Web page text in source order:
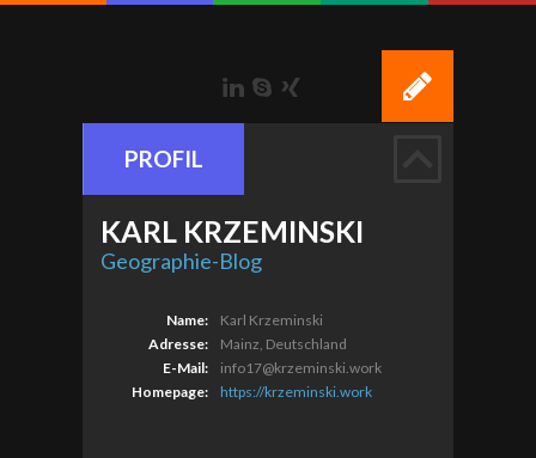
LinkedIn
Skype
PROFIL
KARL KRZEMINSKI
Geographie-Blog
Name:
Karl Krzeminski
Adresse:
Mainz, Deutschland
E-Mail:
info17@krzeminski.work
Homepage:
https://krzeminski.work